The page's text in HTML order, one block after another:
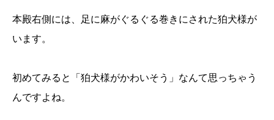
本殿右側には、足に麻がぐるぐる巻きにされた狛犬様が
います。
初めてみると「狛犬様がかわいそう」なんて思っちゃう
んですよね。